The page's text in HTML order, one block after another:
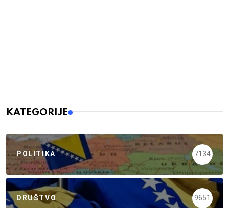
KATEGORIJE
POLITIKA 7134
DRUŠTVO 9651